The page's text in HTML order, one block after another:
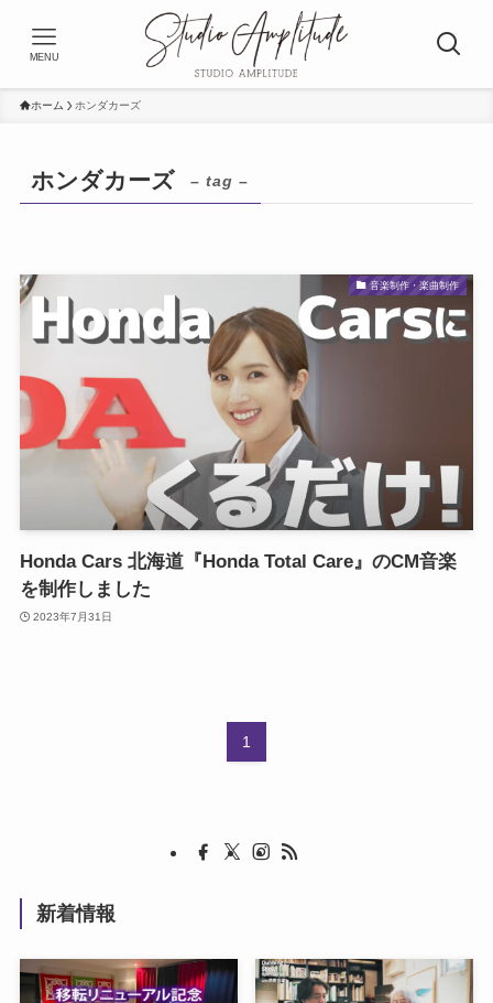
MENU
ホーム ホンダカーズ
ホンダカーズ – tag –
音楽制作・楽曲制作
Honda Cars 北海道『Honda Total Care』のCM音楽
を制作しました
2023年7月31日
1
新着情報